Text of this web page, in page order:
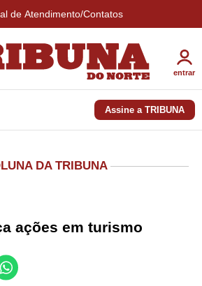
de Atendimento/Contatos
entrar
Assine a TRIBUNA
DA TRIBUNA
ações em turismo